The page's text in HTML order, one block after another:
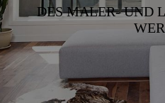
DES MALER- UND